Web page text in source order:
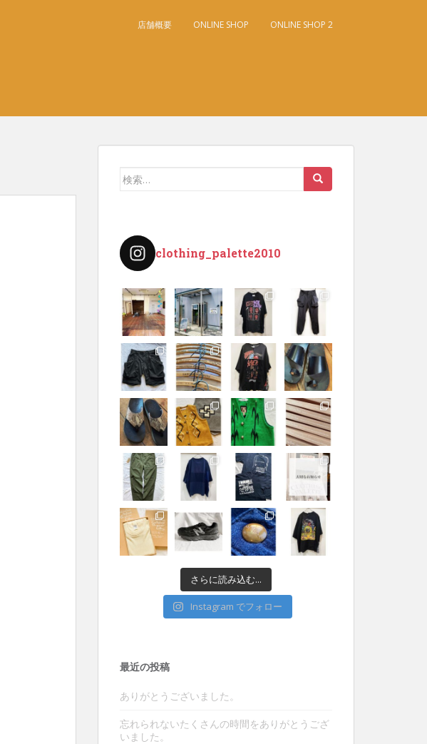
店舗概要 ONLINE SHOP ONLINE SHOP 2
検
clothing_palette2010
さらに読み込む...
Instagram でフォロー
最近の投稿
ありがとうございました。
忘れられないたくさんの時間をありがとうござ
いました。